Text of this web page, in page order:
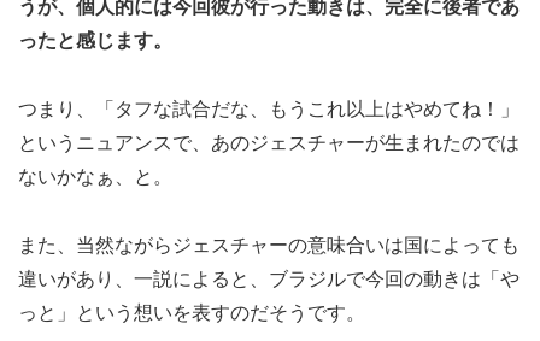
うが、個人的には今回彼が行った動きは、完全に後者であ
ったと感じます。
つまり、「タフな試合だな、もうこれ以上はやめてね！」
というニュアンスで、あのジェスチャーが生まれたのでは
ないかなぁ、と。
また、当然ながらジェスチャーの意味合いは国によっても
違いがあり、一説によると、ブラジルで今回の動きは「や
っと」という想いを表すのだそうです。